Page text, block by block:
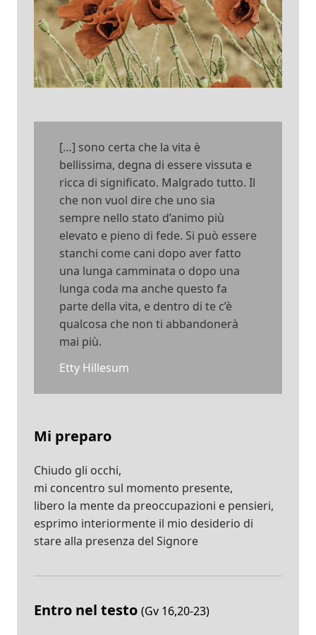
[…] sono certa che la vita è
bellissima, degna di essere vissuta e
ricca di significato. Malgrado tutto. Il
che non vuol dire che uno sia
sempre nello stato d’animo più
elevato e pieno di fede. Si può essere
stanchi come cani dopo aver fatto
una lunga camminata o dopo una
lunga coda ma anche questo fa
parte della vita, e dentro di te c’è
qualcosa che non ti abbandonerà
mai più.
Etty Hillesum
Mi preparo
Chiudo gli occhi,
mi concentro sul momento presente,
libero la mente da preoccupazioni e pensieri,
esprimo interiormente il mio desiderio di
stare alla presenza del Signore
Entro nel testo (Gv 16,20-23)